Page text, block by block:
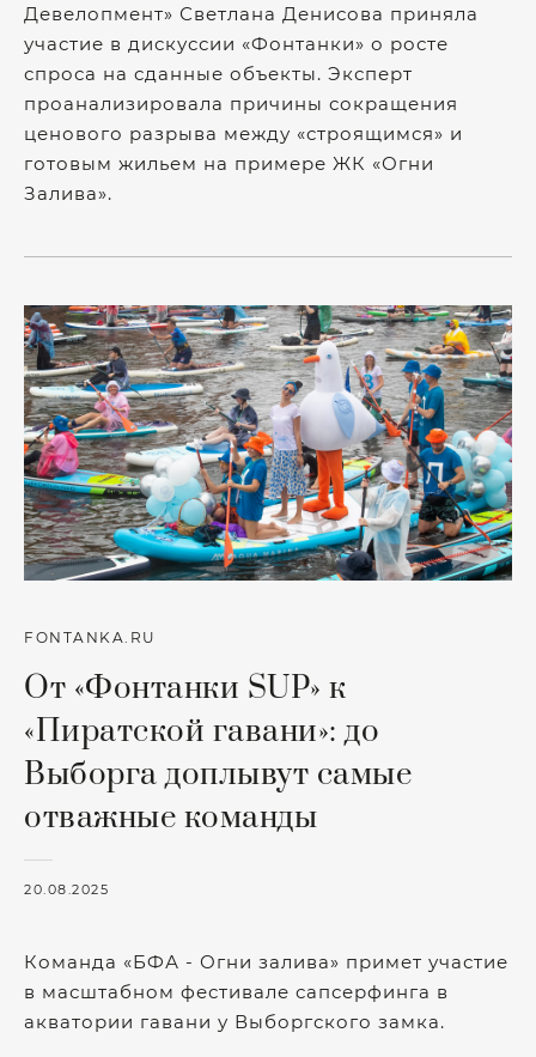
Девелопмент» Светлана Денисова приняла
участие в дискуссии «Фонтанки» о росте
спроса на сданные объекты. Эксперт
проанализировала причины сокращения
ценового разрыва между «строящимся» и
готовым жильем на примере ЖК «Огни
Залива».
FONTANKA.RU
От «Фонтанки SUP» к
«Пиратской гавани»: до
Выборга доплывут самые
отважные команды
20.08.2025
Команда «БФА - Огни залива» примет участие
в масштабном фестивале сапсерфинга в
акватории гавани у Выборгского замка.